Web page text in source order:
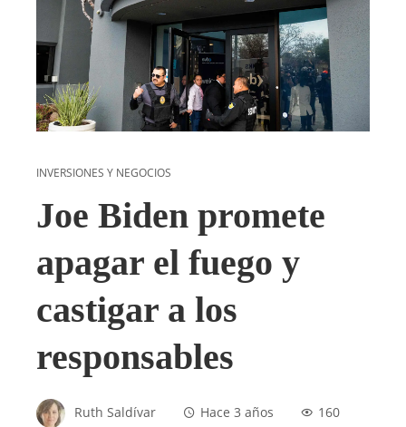
INVERSIONES Y NEGOCIOS
Joe Biden promete
apagar el fuego y
castigar a los
responsables
Ruth Saldívar Hace 3 años 160